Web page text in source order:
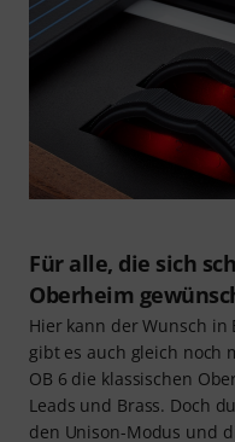
Für alle, die sich
Oberheim
Hier kann der Wunsch
gibt es auch gleich noch
OB 6 die klassischen
Leads und Brass. Doch
den Unison-Modus und